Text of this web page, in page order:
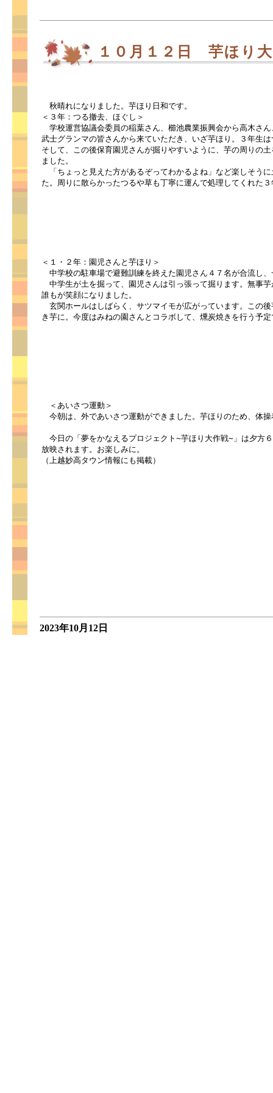
１０月１２日 芋ほり
秋晴れになりました。芋ほり日和です。
＜３年：つる撤去、ほぐし＞
学校運営協議会委員の稲葉さん、櫛池農業振興会から高木さ
武士グランマの皆さんから来ていただき、いざ芋ほり。３年生
そして、この後保育園児さんが掘りやすいように、芋の周りの
ました。
「ちょっと見えた方があるぞってわかるよね」など楽しそう
た。周りに散らかったつるや草も丁寧に運んで処理してくれた
＜１・２年：園児さんと芋ほり＞
中学校の駐車場で避難訓練を終えた園児さん４７名が合流し
中学生が土を掘って、園児さんは引っ張って掘ります。無事
誰もが笑顔になりました。
玄関ホールはしばらく、サツマイモが広がっています。この
き芋に。今度はみねの園さんとコラボして、燻炭焼きを行う予
＜あいさつ運動＞
今朝は、外であいさつ運動ができました。芋ほりのため、体
今日の「夢をかなえるプロジェクト~芋ほり大作戦~」は夕方６
放映されます。お楽しみに。
（上越妙高タウン情報にも掲載）
2023年10月12日